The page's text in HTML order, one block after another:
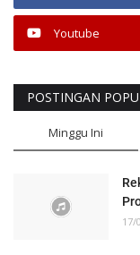
Youtube
POSTINGAN
Minggu Ini
17/